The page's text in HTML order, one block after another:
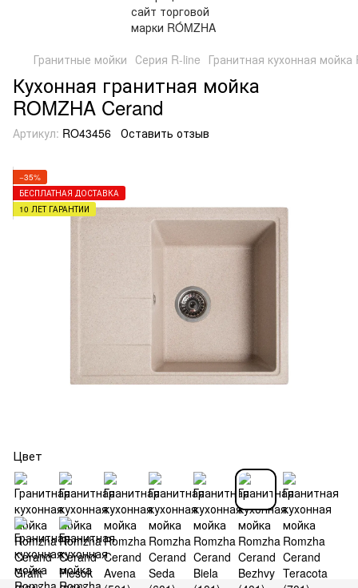
Гранитные мойки Серия R-line Гранитная кухонная
Кухонная гранитная мойка
ROMZHA Cerand
Артикул: RO43456 Оставить отзыв
−35%
БЕСПЛАТНАЯ ДОСТАВКА
10 ЛЕТ ГАРАНТИИ
Цвет